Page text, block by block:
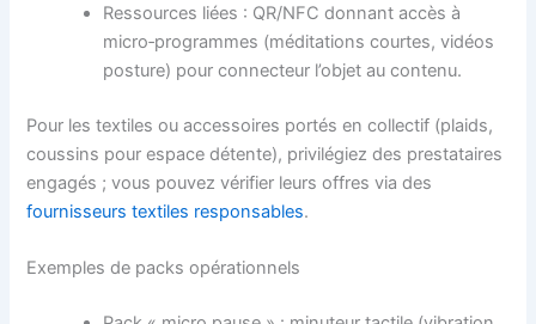
Ressources liées : QR/NFC donnant accès à
micro‑programmes (méditations courtes, vidéos
posture) pour connecteur l’objet au contenu.
Pour les textiles ou accessoires portés en collectif (plaids,
coussins pour espace détente), privilégiez des prestataires
engagés ; vous pouvez vérifier leurs offres via des
fournisseurs textiles responsables.
Exemples de packs opérationnels